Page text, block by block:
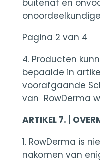
buitenaf en
Pagina 2 van 4
Producten
bepaalde in
voorafgaande
van RowDerma
ARTIKEL 7. |
RowDerma is
nakomen van